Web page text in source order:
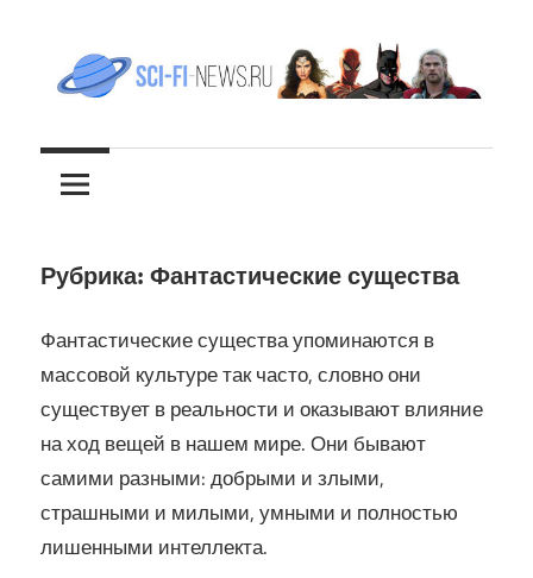
содержимому
sci-
fi-
news.ru
новости
фантастики
Рубрика: Фантастические существа
Фантастические существа упоминаются в
массовой культуре так часто, словно они
существует в реальности и оказывают влияние
на ход вещей в нашем мире. Они бывают
самими разными: добрыми и злыми,
страшными и милыми, умными и полностью
лишенными интеллекта.